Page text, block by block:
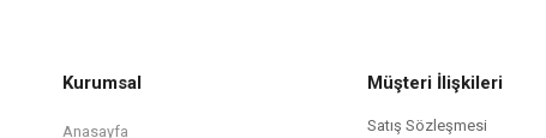
Kurumsal
Anasayfa
Müşteri İlişkileri
Satış Sözleşmesi